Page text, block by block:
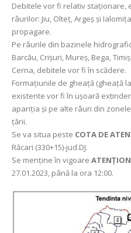
Debitele vor fi relativ staționare,
râurilor: Jiu, Olteț, Argeş şi
propagare.
Pe râurile din bazinele
Barcău, Crişuri, Mureș, Bega,
Cerna, debitele vor fi în scădere.
Formațiunile de gheață (gheață
existente vor fi în uşoară
apariția şi pe alte râuri din
țării.
Se va situa peste COTA DE
Răcari (330+15)-jud.DJ.
Se menține în vigoare
27.01.2023, până la ora 12:00.